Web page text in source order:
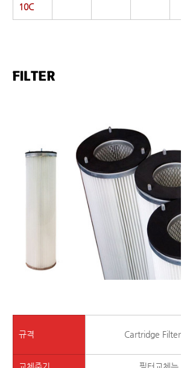
10C
FILTER
규격 Cartridge Filter